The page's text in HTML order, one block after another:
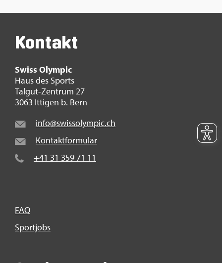
Kon­takt
Swiss Olym­pic
Haus des Sports
Tal­gut-Zen­trum 27
3063 It­ti­gen b. Bern
info@​swi​ssol​ympi​c.​ch
Kon­takt­for­mu­lar
+41 31 359 71 11
FAQ
Sport­jobs